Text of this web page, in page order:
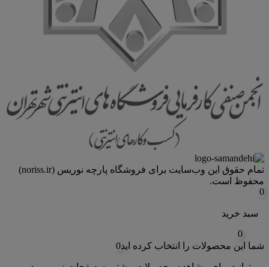
تمام حقوق اين وب‌سايت برای فروشگاه پارچه نوریس (noriss.ir)
محفوظ است.
0
سبد خرید
0
شما این محصولات را انتخاب کرده اید0